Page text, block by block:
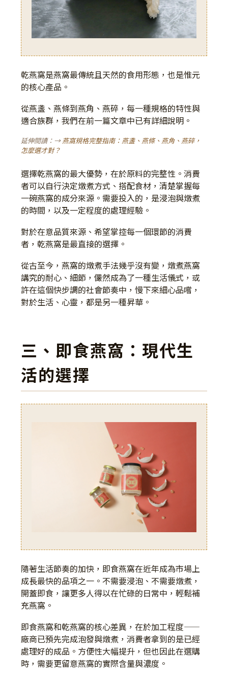
乾燕窩是燕窩最傳統且天然的食用形態，也是惟元
的核心產品。
從燕盞、燕條到燕角、燕碎，每一種規格的特性與
適合族群，我們在前一篇文章中已有詳細說明。
延伸閱讀：→燕窩規格完整指南：燕盞、燕條、燕角、燕碎，
怎麼選才對？
選擇乾燕窩的最大優勢，在於原料的完整性。消費
者可以自行決定燉煮方式、搭配食材，清楚掌握每
一碗燕窩的成分來源。需要投入的，是浸泡與燉煮
的時間，以及一定程度的處理經驗。
對於在意品質來源、希望掌控每一個環節的消費
者，乾燕窩是最直接的選擇。
從古至今，燕窩的燉煮手法幾乎沒有變，燉煮燕窩
講究的耐心、細節，儼然成為了一種生活儀式，或
許在這個快步調的社會節奏中，慢下來細心品嚐，
對於生活、心靈，都是另一種昇華。
三、即食燕窩：現代生
活的選擇
隨著生活節奏的加快，即食燕窩在近年成為市場上
成長最快的品項之一。不需要浸泡、不需要燉煮，
開蓋即食，讓更多人得以在忙碌的日常中，輕鬆補
充燕窩。
即食燕窩和乾燕窩的核心差異，在於加工程度——
廠商已預先完成泡發與燉煮，消費者拿到的是已經
處理好的成品。方便性大幅提升，但也因此在選購
時，需要更留意燕窩的實際含量與濃度。